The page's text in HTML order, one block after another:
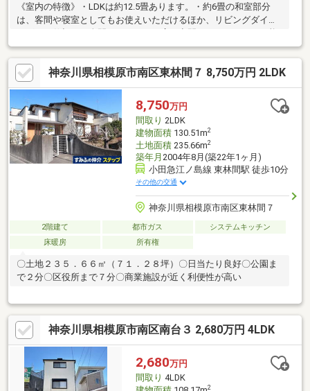
《室内の特徴》・LDKは約12.5畳あります。・約6畳の和室部分
は、客間や寝室としてもお使えいただけるほか、リビングダイニ
です。・各居室に収納があります。《リビングメッセージ》・現
地から420mの距離には、夜22時まで営業しているスーパー【ライ
フminanoba相模原店】がございます。食料品、日用品等を取り扱
っており、日々のお買い物に便利な施設です。・【セブンイレブ
ン相模原南台2丁目店】（約400ｍ）・【林間第2公園】（約320
ｍ）
神奈川県相模原市南区東林間７ 8,750万円 2LDK
8,750万円
間取り 2LDK
建物面積130.51m2
土地面積235.66m2
築年月 2004年8月(築22年1ヶ月)
小田急江ノ島線 東林間駅 徒歩10分
その他の交通
神奈川県相模原市南区東林間７
2階建て 都市ガス
システムキッチン
床暖房
所有権
〇土地２３５．６６㎡（７１．２８坪）〇日当たり良好〇公園ま
で２分〇区役所まで７分〇商業施設が近く利便性が高い
神奈川県相模原市南区南台３ 2,680万円 4LDK
2,680万円
間取り 4LDK
2